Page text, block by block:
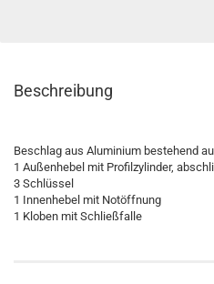
Beschreibung
Beschlag aus Aluminium bestehend
1 Außenhebel mit Profilzylinder,
3 Schlüssel
1 Innenhebel mit Notöffnung
1 Kloben mit Schließfalle